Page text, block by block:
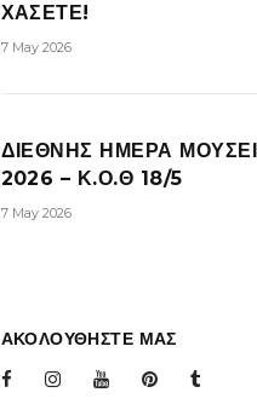
ΧΑΣΕΤΕ!
7 May 2026
ΔΙΕΘΝΗΣ ΗΜΕΡΑ
2026 – Κ.Ο.Θ 18/5
7 May 2026
ΑΚΟΛΟΥΘΗΣΤΕ ΜΑΣ